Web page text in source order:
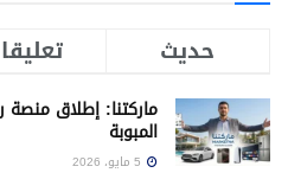
حديث
ماركتنا: إطلاق منصة
المبوبة